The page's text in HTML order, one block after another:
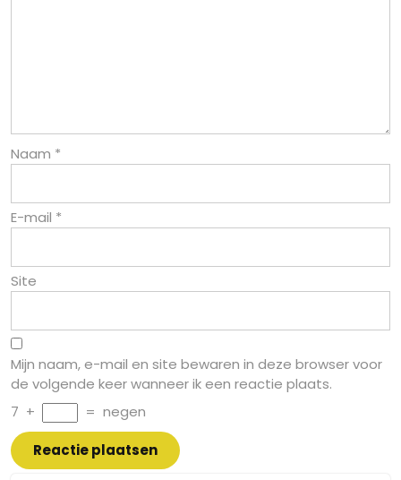
Naam *
E-mail *
Site
Mijn naam, e-mail en site bewaren in deze browser voor
de volgende keer wanneer ik een reactie plaats.
7 + = negen